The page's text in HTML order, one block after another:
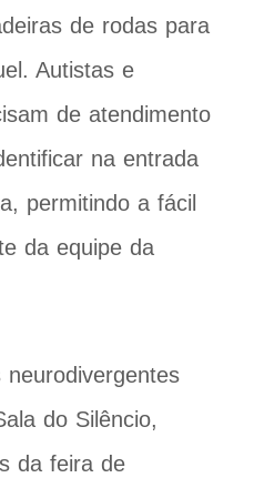
de rodas para
Autistas e
de atendimento
na entrada
permitindo a fácil
da equipe da
do Silêncio,
da feira de